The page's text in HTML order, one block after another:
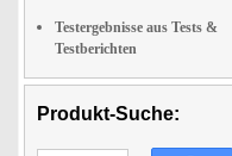
Testergebnisse aus Tests &
Testberichten
Produkt-Suche: